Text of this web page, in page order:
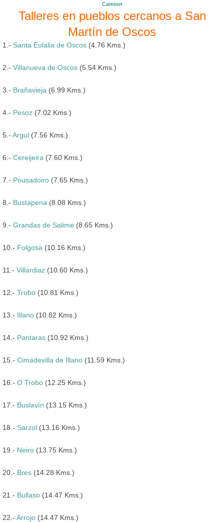
Camion
Talleres en pueblos cercanos a San
Martín de Oscos
1.- Santa Eulalia de Oscos (4.76 Kms.)
2.- Villanueva de Oscos (5.54 Kms.)
3.- Brañavieja (6.99 Kms.)
4.- Pesoz (7.02 Kms.)
5.- Argul (7.56 Kms.)
6.- Cereijeira (7.60 Kms.)
7.- Pousadoiro (7.65 Kms.)
8.- Bustapena (8.08 Kms.)
9.- Grandas de Salime (8.65 Kms.)
10.- Folgosa (10.16 Kms.)
11.- Villardiaz (10.60 Kms.)
12.- Trobo (10.81 Kms.)
13.- Illano (10.82 Kms.)
14.- Pantaras (10.92 Kms.)
15.- Cimadevilla de Illano (11.59 Kms.)
16.- O Trobo (12.25 Kms.)
17.- Buslavín (13.15 Kms.)
18.- Sarzol (13.16 Kms.)
19.- Neiro (13.75 Kms.)
20.- Bres (14.28 Kms.)
21.- Bullaso (14.47 Kms.)
22.- Arrojo (14.47 Kms.)